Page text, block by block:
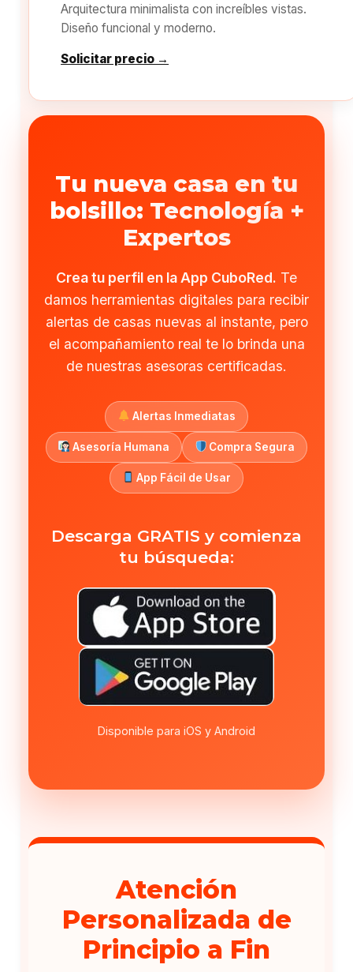
Arquitectura minimalista con increíbles vistas.
Diseño funcional y moderno.
Solicitar precio →
Tu nueva casa en tu
bolsillo: Tecnología +
Expertos
Crea tu perfil en la App CuboRed. Te
damos herramientas digitales para recibir
alertas de casas nuevas al instante, pero
el acompañamiento real te lo brinda una
de nuestras asesoras certificadas.
Alertas Inmediatas
Asesoría Humana Compra Segura
App Fácil de Usar
Descarga GRATIS y comienza
tu búsqueda:
Disponible para iOS y Android
Atención
Personalizada de
Principio a Fin